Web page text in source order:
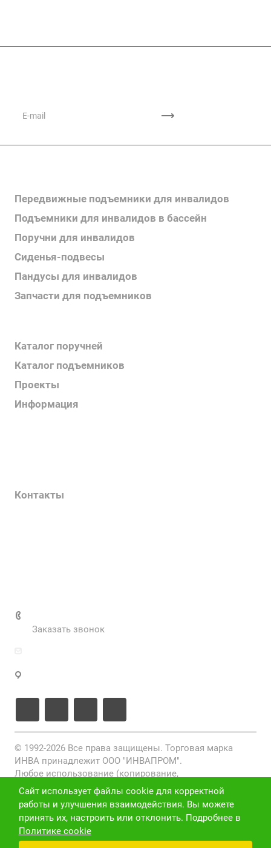
Передвижные подъемники для инвалидов
Подъемники для инвалидов в бассейн
Поручни для инвалидов
Сиденья-подвесы
Пандусы для инвалидов
Запчасти для подъемников
Каталог поручней
Каталог подъемников
Проекты
Информация
Контакты
Заказать звонок
© 1992-2026 Все права защищены. Торговая марка
ИНВА принадлежит ООО "ИНВАПРОМ".
Любое использование (копирование,
воспроизведение, переработка, распространение)
фото-, видео- и текстовых материалов, размещенных
на данном сайте, без письменного разрешения
правообладателя запрещено и преследуется по закону
(ст. 1301 ГК РФ).
Сайт использует файлы cookie для корректной
работы и улучшения взаимодействия. Вы можете
принять их, настроить или отклонить. Подробнее в
Политике cookie